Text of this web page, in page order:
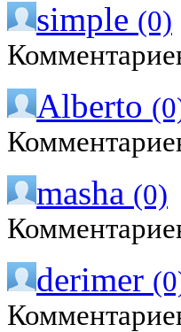
simple (0)
Alberto
masha (0)
derimer